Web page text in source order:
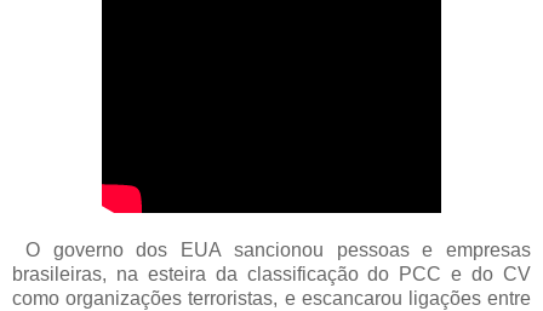
O governo dos EUA sancionou pessoas e empresas
brasileiras, na esteira da classificação do PCC e do CV
como organizações terroristas, e escancarou ligações entre